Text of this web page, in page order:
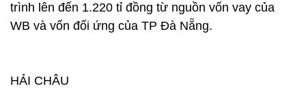
trình lên đến 1.220 tỉ đồng từ nguồn vốn vay của
WB và vốn đối ứng của TP Đà Nẵng.
HẢI CHÂU